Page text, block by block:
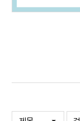
주간 해외보험동